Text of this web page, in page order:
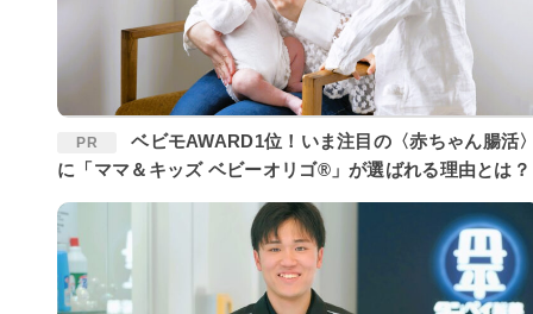
PR
ベビモAWARD1位！いま注目の〈赤ちゃん腸活〉
に「ママ＆キッズ ベビーオリゴ®」が選ばれる理由とは？